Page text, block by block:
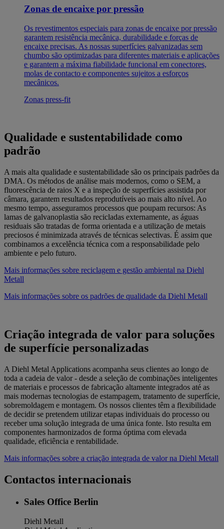
Zonas de encaixe por pressão
Os revestimentos especiais para zonas de encaixe por pressão
garantem resistência mecânica, durabilidade e forças de
encaixe precisas. As nossas superfícies galvanizadas sem
chumbo são optimizadas para diferentes materiais e aplicações
e garantem a máxima fiabilidade funcional em conectores,
molas de contacto e componentes sujeitos a esforços
mecânicos.
Zonas press-fit
Qualidade e sustentabilidade como
padrão
A mais alta qualidade e sustentabilidade são os principais padrões da
DMA. Os métodos de análise mais modernos, como o SEM, a
fluorescência de raios X e a inspeção de superfícies assistida por
câmara, garantem resultados reprodutíveis ao mais alto nível. Ao
mesmo tempo, asseguramos processos que poupam recursos: As
lamas de galvanoplastia são recicladas externamente, as águas
residuais são tratadas de forma orientada e a utilização de metais
preciosos é minimizada através de técnicas selectivas. É assim que
combinamos a excelência técnica com a responsabilidade pelo
ambiente e pelo futuro.
Mais informações sobre reciclagem e gestão ambiental na Diehl
Metall
Mais informações sobre os padrões de qualidade da Diehl Metall
Criação integrada de valor para soluções
de superfície personalizadas
A Diehl Metal Applications acompanha seus clientes ao longo de
toda a cadeia de valor - desde a seleção de combinações inteligentes
de materiais e processos de fabricação altamente integrados até as
mais modernas tecnologias de estampagem, tratamento de superfície,
sobremoldagem e montagem. Os nossos clientes têm a flexibilidade
de decidir se pretendem utilizar etapas individuais do processo ou
receber uma solução integrada de uma única fonte. Isto resulta em
componentes harmonizados de forma óptima com elevada
qualidade, eficiência e rentabilidade.
Mais informações sobre a criação integrada de valor na Diehl Metall
Contactos internacionais
Sales Office Berlin
Diehl Metall